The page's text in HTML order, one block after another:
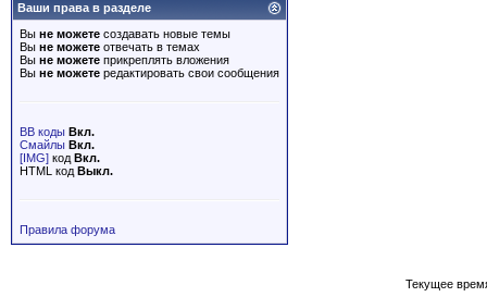
Ваши права в разделе
Вы не можете создавать новые темы
Вы не можете отвечать в темах
Вы не можете прикреплять вложения
Вы не можете редактировать свои сообщения
BB коды Вкл.
Смайлы Вкл.
[IMG] код Вкл.
HTML код Выкл.
Правила форума
Текущее